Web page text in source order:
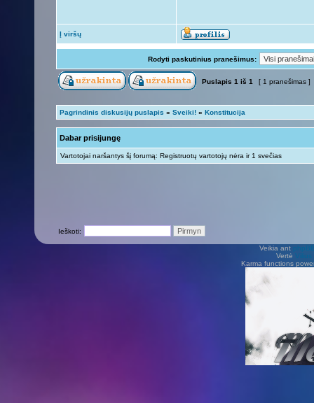
Į viršų
Rodyti paskutinius pranešimus:
Puslapis 1 iš 1 [ 1 pranešimas ]
Pagrindinis diskusijų puslapis » Sveiki! » Konstitucija
Dabar prisijungę
Vartotojai naršantys šį forumą: Registruotų vartotojų nėra ir 1 svečias
Ieškoti:
Veikia ant
Vertė Vilius
Karma functions